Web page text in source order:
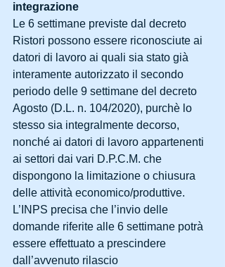
integrazione
Le 6 settimane previste dal decreto
Ristori possono essere riconosciute ai
datori di lavoro ai quali sia stato già
interamente autorizzato il secondo
periodo delle 9 settimane del decreto
Agosto (D.L. n. 104/2020), purchè lo
stesso sia integralmente decorso,
nonché ai datori di lavoro appartenenti
ai settori dai vari D.P.C.M. che
dispongono la limitazione o chiusura
delle attività economico/produttive.
L’INPS precisa che l’invio delle
domande riferite alle 6 settimane potrà
essere effettuato a prescindere
dall’avvenuto rilascio